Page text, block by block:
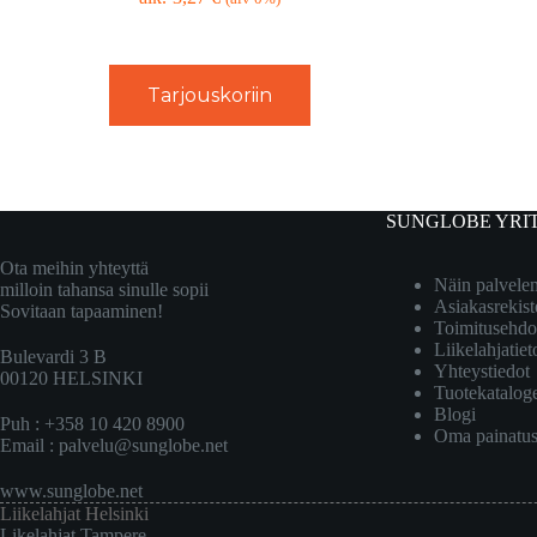
Tarjouskoriin
Ota meihin yhteyttä
milloin tahansa sinulle sopii
Sovitaan tapaaminen!
Bulevardi 3 B
00120 HELSINKI
Puh : +358 10 420 8900
Email : palvelu@sunglobe.net
www.sunglobe.net
SUNGLOBE
Näin
Yhteystiedot
Blogi
Oma
Liikelahjat Helsinki